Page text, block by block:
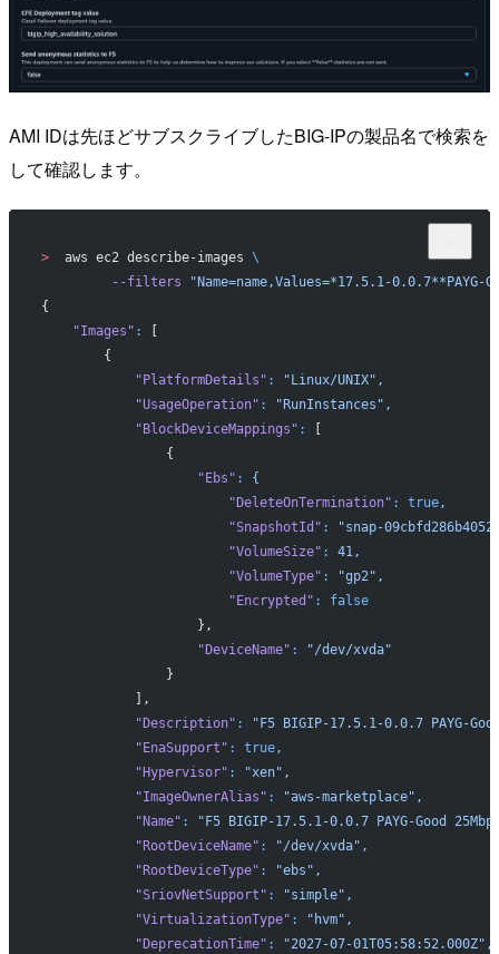
AMI IDは先ほどサブスクライブしたBIG-IPの製品名で検索を
して確認します。
>
  aws ec2 describe-images
\
         --filters
"Name=name,Values=*17.5.1-0.0.7**PAYG-
{
    "Images"
:
        {
            "PlatformDetails"
:
"Linux/UNIX",
            "UsageOperation"
:
"RunInstances",
            "BlockDeviceMappings"
:
                {
                    "Ebs"
:
{
                        "DeleteOnTermination"
: true,
                        "SnapshotId"
:
"snap-
                        "VolumeSize"
:
41,
                        "VolumeType"
:
"gp2",
                        "Encrypted"
:
false
                    },
                    "DeviceName"
:
"/dev/xvda"
                }
            ],
            "Description"
:
"F5 BIGIP-17.5.1-0.0.7 PAYG-
            "EnaSupport"
: true,
            "Hypervisor"
:
"xen",
            "ImageOwnerAlias"
:
"aws-marketplace",
            "Name"
:
"F5 BIGIP-17.5.1-0.0.7 PAYG-Good
            "RootDeviceName"
:
"/dev/xvda",
            "RootDeviceType"
:
"ebs",
            "SriovNetSupport"
:
"simple",
            "VirtualizationType"
:
"hvm",
            "DeprecationTime"
:
"2027-07-01T05:58:52.000Z",